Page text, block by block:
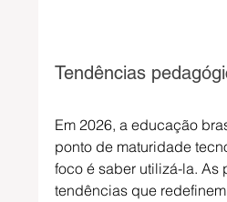
Tendências
Em 2026, a educação
ponto de maturidade
foco é saber utilizá-la. As
tendências que